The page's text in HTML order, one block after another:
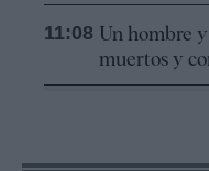
11:08 Un hombre
muertos y